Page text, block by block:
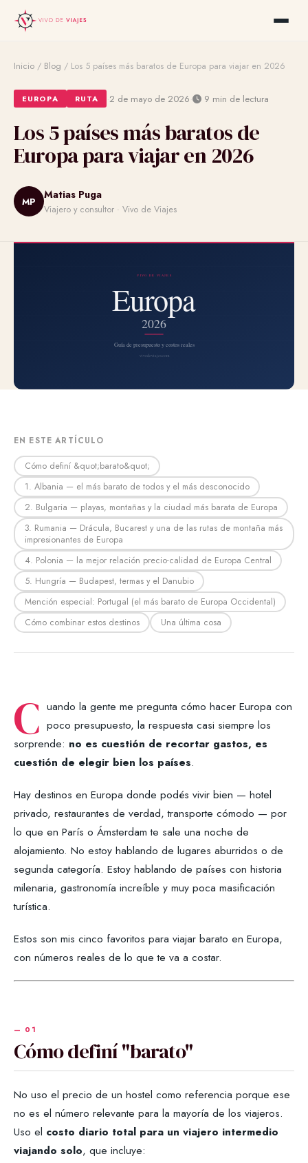
Inicio / Blog / Los 5 países más baratos de Europa para viajar en 2026
EUROPA RUTA 2 de mayo de 2026 · 9 min de lectura
Los 5 países más baratos de
Europa para viajar en 2026
MP
Matias Puga
Viajero y consultor · Vivo de Viajes
EN ESTE ARTÍCULO
Cómo definí &quot;barato&quot;
1. Albania — el más barato de todos y el más desconocido
2. Bulgaria — playas, montañas y la ciudad más barata de Europa
3. Rumania — Drácula, Bucarest y una de las rutas de montaña más
impresionantes de Europa
4. Polonia — la mejor relación precio-calidad de Europa Central
5. Hungría — Budapest, termas y el Danubio
Mención especial: Portugal (el más barato de Europa Occidental)
Cómo combinar estos destinos
Una última cosa
C uando la gente me pregunta cómo hacer Europa con
poco presupuesto, la respuesta casi siempre los
sorprende: no es cuestión de recortar gastos, es
cuestión de elegir bien los países.
Hay destinos en Europa donde podés vivir bien — hotel
privado, restaurantes de verdad, transporte cómodo — por
lo que en París o Ámsterdam te sale una noche de
alojamiento. No estoy hablando de lugares aburridos o de
segunda categoría. Estoy hablando de países con historia
milenaria, gastronomía increíble y muy poca masificación
turística.
Estos son mis cinco favoritos para viajar barato en Europa,
con números reales de lo que te va a costar.
Cómo definí "barato"
No uso el precio de un hostel como referencia porque ese
no es el número relevante para la mayoría de los viajeros.
Uso el costo diario total para un viajero intermedio
viajando solo, que incluye: